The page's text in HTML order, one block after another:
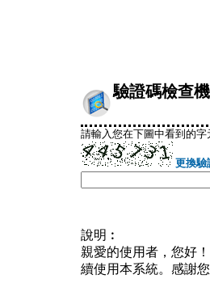
驗證碼檢查
請輸入您在下圖中看到的
更換驗
說明︰
親愛的使用者，您好
續使用本系統。感謝您